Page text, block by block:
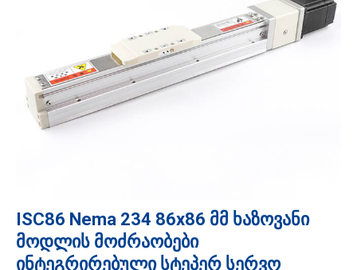
ISC86 Nema 234 86x86 მმ ხაზოვანი
მოდლის მოძრაობები
ინტეგრირებული სტეპერ სერვო